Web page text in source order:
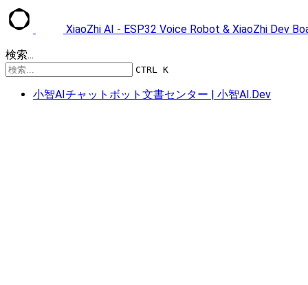
XiaoZhi AI - ESP32 Voice Robot & XiaoZhi Dev
検索...
CTRL K
小智AIチャットボット文書センター | 小智AI.Dev